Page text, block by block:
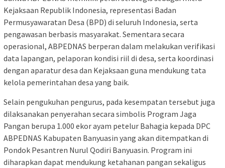
Kejaksaan Republik Indonesia, representasi Badan
Permusyawaratan Desa (BPD) di seluruh Indonesia, serta
pengawasan berbasis masyarakat. Sementara secara
operasional, ABPEDNAS berperan dalam melakukan verifikasi
data lapangan, pelaporan kondisi riil di desa, serta koordinasi
dengan aparatur desa dan Kejaksaan guna mendukung tata
kelola pemerintahan desa yang baik.
Selain pengukuhan pengurus, pada kesempatan tersebut juga
dilaksanakan penyerahan secara simbolis Program Jaga
Pangan berupa 1.000 ekor ayam petelur Bahagia kepada DPC
ABPEDNAS Kabupaten Banyuasin yang akan ditempatkan di
Pondok Pesantren Nurul Qodiri Banyuasin. Program ini
diharapkan dapat mendukung ketahanan pangan sekaligus